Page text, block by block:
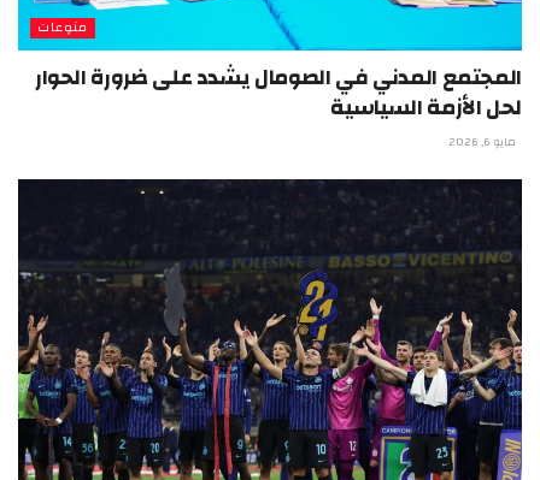
منوعات
المجتمع المدني في الصومال يشدد على ضرورة الحوار
لحل الأزمة السياسية
مايو 6, 2026